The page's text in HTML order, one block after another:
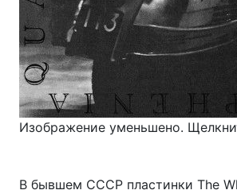
Изображение уменьшено.
В бывшем СССР пластинки The